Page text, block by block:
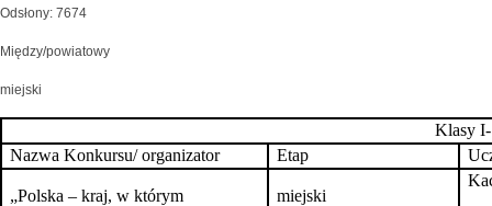
Odsłony: 7674
Między/powiatowy
miejski​
Klasy
Nazwa Konkursu/ organizator
Etap
„Polska – kraj, w którym
miejski